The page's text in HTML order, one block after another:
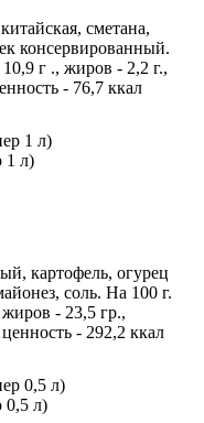
сметана,
консервированный.
г ., жиров - 2,2 г.,
- 76,7 ккал
1 л)
картофель, огурец
соль. На 100 г.
- 23,5 гр.,
- 292,2 ккал
0,5 л)